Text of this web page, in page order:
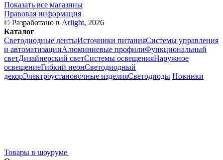
Показать все магазины
Правовая информация
© Разработано в Arlight, 2026
Каталог
Светодиодные лентыИсточники питанияСистемы управления
и автоматизацииАлюминиевые профилиФункциональный
светДизайнерский светСистемы освещенияНаружное
освещениеГибкий неонСветодиодный
декорЭлектроустановочные изделияСветодиоды Новинки
Товары в шоуруме